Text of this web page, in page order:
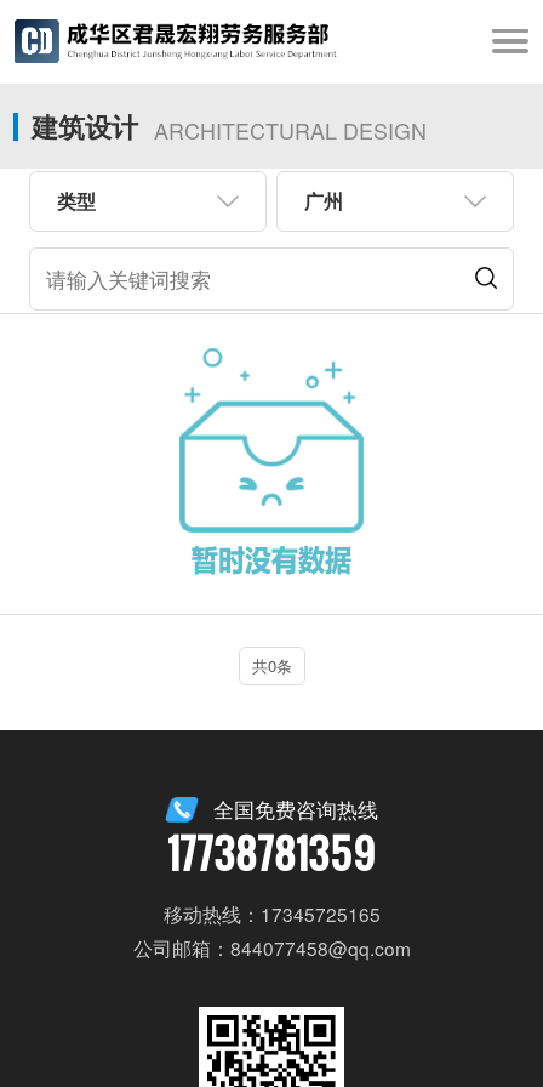
建筑设计 ARCHITECTURAL DESIGN
类型 广州
共0条
全国免费咨询热线
17738781359
移动热线：17345725165
公司邮箱：844077458@qq.com